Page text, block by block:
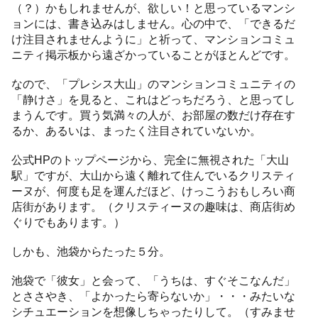
（？）かもしれませんが、欲しい！と思っているマンシ
ョンには、書き込みはしません。心の中で、「できるだ
け注目されませんように」と祈って、マンションコミュ
ニティ掲示板から遠ざかっていることがほとんどです。
なので、「プレシス大山」のマンションコミュニティの
「静けさ」を見ると、これはどっちだろう、と思ってし
まうんです。買う気満々の人が、お部屋の数だけ存在す
るか、あるいは、まったく注目されていないか。
公式HPのトップページから、完全に無視された「大山
駅」ですが、大山から遠く離れて住んでいるクリスティ
ーヌが、何度も足を運んだほど、けっこうおもしろい商
店街があります。（クリスティーヌの趣味は、商店街め
ぐりでもあります。）
しかも、池袋からたった５分。
池袋で「彼女」と会って、「うちは、すぐそこなんだ」
とささやき、「よかったら寄らないか」・・・みたいな
シチュエーションを想像しちゃったりして。（すみませ